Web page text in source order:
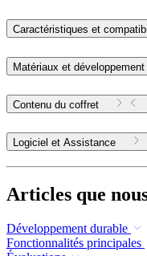
Caractéristiques et
Matériaux et développement
Contenu du coffret
Logiciel et Assistance
Articles que
Développement durable
Fonctionnalités principales